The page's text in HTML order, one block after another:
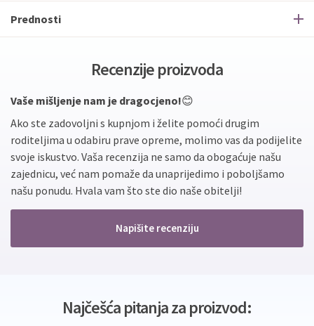
Prednosti
Recenzije proizvoda
Vaše mišljenje nam je dragocjeno!😊
Ako ste zadovoljni s kupnjom i želite pomoći drugim
roditeljima u odabiru prave opreme, molimo vas da podijelite
svoje iskustvo. Vaša recenzija ne samo da obogaćuje našu
zajednicu, već nam pomaže da unaprijedimo i poboljšamo
našu ponudu. Hvala vam što ste dio naše obitelji!
Napišite recenziju
Najčešća pitanja za proizvod: